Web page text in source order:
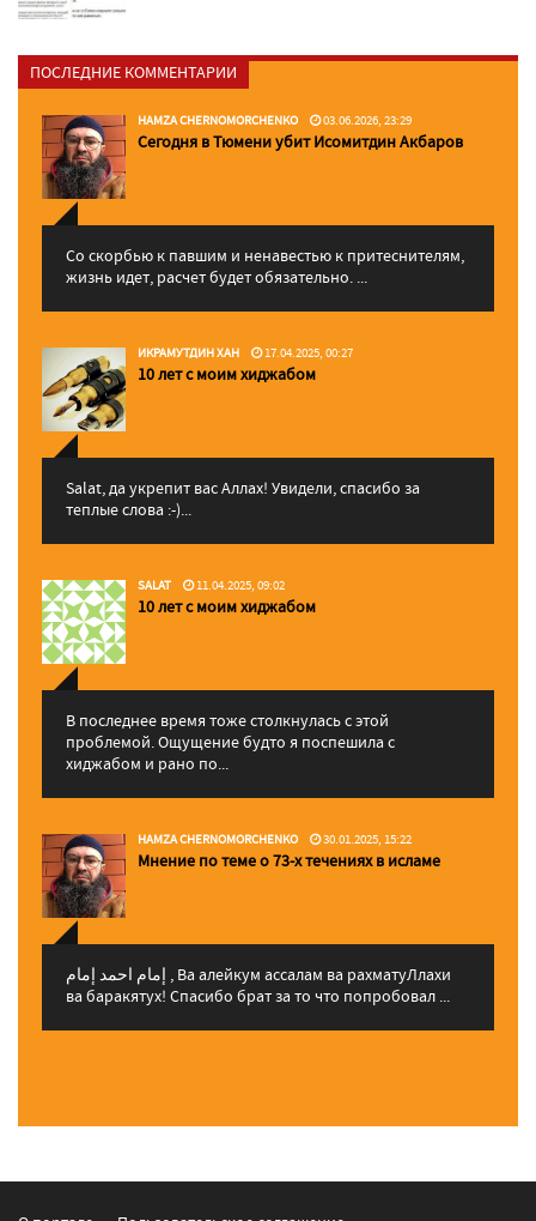
ПОСЛЕДНИЕ КОММЕНТАРИИ
HAMZA CHERNOMORCHENKO 03.06.2026, 23:29
Сегодня в Тюмени убит Исомитдин Акбаров
Со скорбью к павшим и ненавестью к притеснителям,
жизнь идет, расчет будет обязательно. ...
ИКРАМУТДИН ХАН 17.04.2025, 00:27
10 лет с моим хиджабом
Salat, да укрепит вас Аллаx! Увидели, спасибо за
теплые слова :-)...
SALAT 11.04.2025, 09:02
10 лет с моим хиджабом
В последнее время тоже столкнулась с этой
проблемой. Ощущение будто я поспешила с
хиджабом и рано по...
HAMZA CHERNOMORCHENKO 30.01.2025, 15:22
Мнение по теме о 73-х течениях в исламе
إمام احمد إمام , Ва алейкум ассалам ва рахматуЛлахи
ва баракятух! Спасибо брат за то что попробовал ...